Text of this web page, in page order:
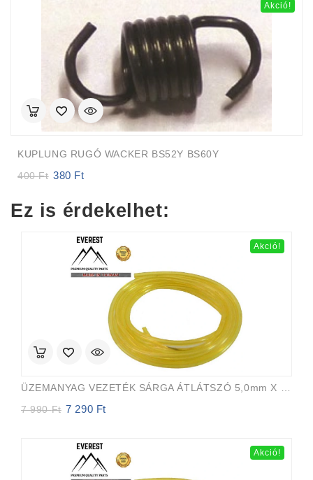
Akció!
KUPLUNG RUGÓ WACKER BS52Y BS60Y
400Ft
Original
400 Ft.
380 Ft
380 Ft.
Ez is érdekelhet:
Akció!
ÜZEMANYAG VEZETÉK SÁRGA ÁTLÁTSZÓ 5,0mm X 8,0mm 15m EVEREST PRO
7 990Ft Original
990 Ft.
7 290 Ft
290 Ft.
Akció!